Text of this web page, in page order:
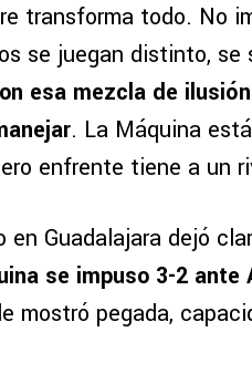
transforma todo. No
se juegan distinto,
esa mezcla de
. La Máquina
enfrente tiene a un
en Guadalajara dejó
se impuso 3-2
mostró pegada,